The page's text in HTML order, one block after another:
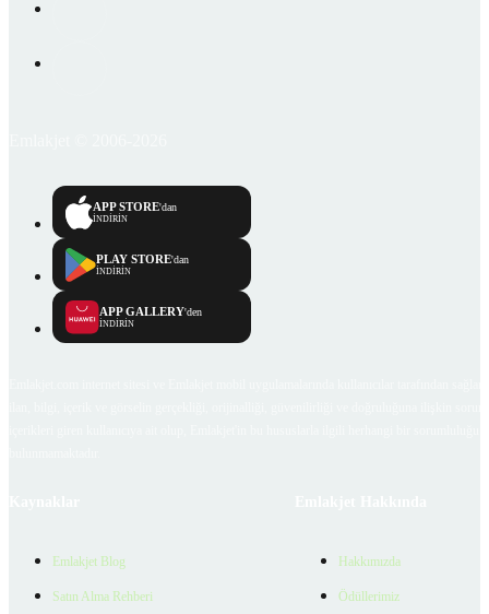
APP STORE'dan
İNDİRİN
PLAY STORE'dan
İNDİRİN
APP GALLERY'den
İNDİRİN
Emlakjet Blog
Satın Alma Rehberi
Hakkımızda
Ödüllerimiz